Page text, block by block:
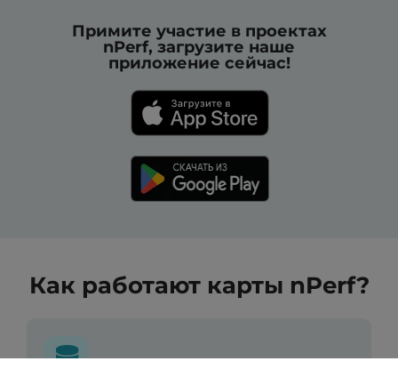
Примите участие в проектах
nPerf, загрузите наше
приложение сейчас!
Как работают карты nPerf?